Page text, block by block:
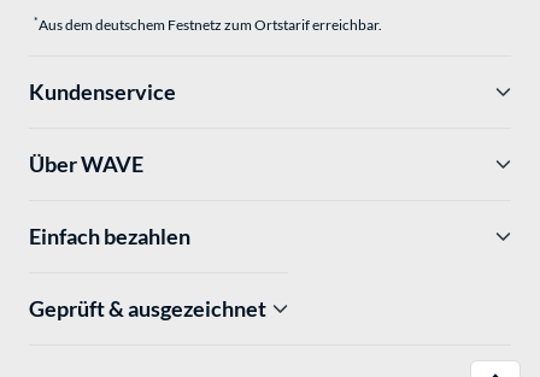
*Aus dem deutschem Festnetz zum Ortstarif erreichbar.
Kundenservice
Über WAVE
Einfach bezahlen
Geprüft & ausgezeichnet